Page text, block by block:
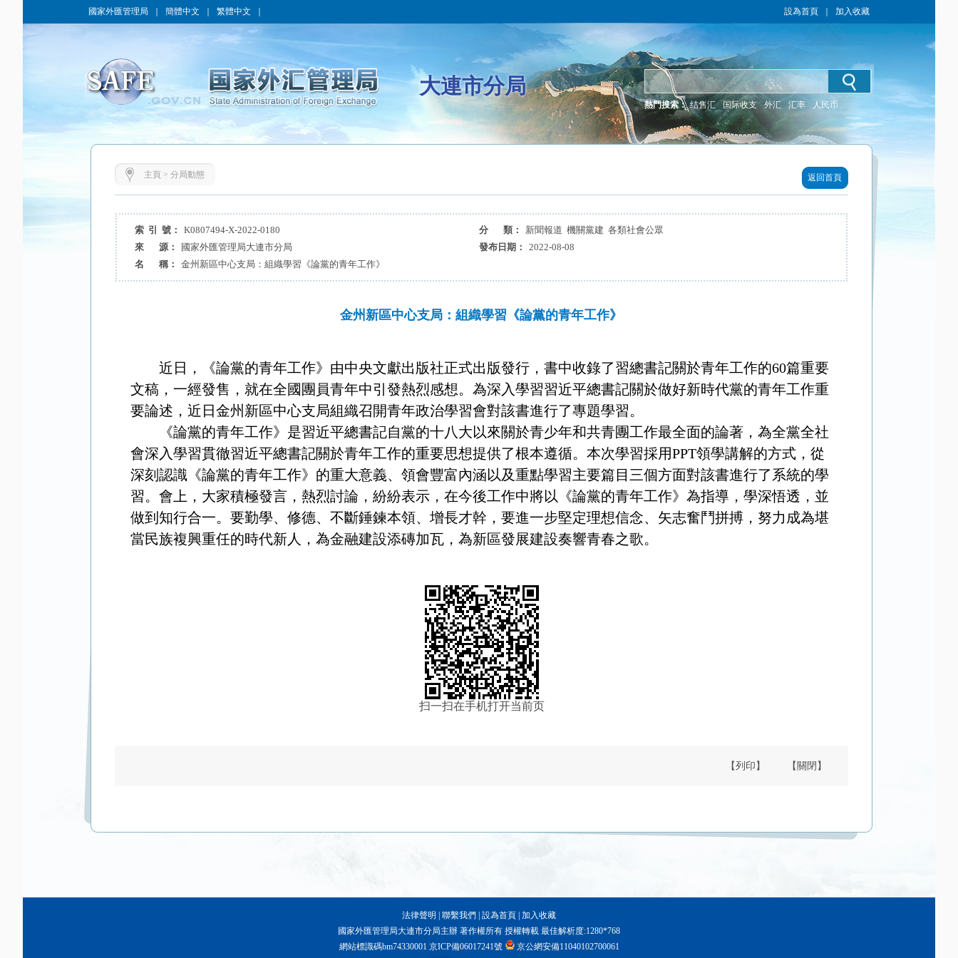
國家外匯管理局 簡體中文 繁體中文 設為首頁 加入收藏
大連市分局
熱門搜索： 结售汇 国际收支 外汇 汇率 人民币
主頁 > 分局動態 返回首頁
索 引 號： K0807494-X-2022-0180 分 類：
新聞報道 機關黨建 各類社會公眾
來 源：
國家外匯管理局大連市分局 發布日期：
2022-08-08
名 稱：
金州新區中心支局：組織學習《論黨的青年工作》
金州新區中心支局：組織學習《論黨的青年工作》
近日，《論黨的青年工作》由中央文獻出版社正式出版發行，書中收錄了習總書記關於青年工作的60篇重要
文稿，一經發售，就在全國團員青年中引發熱烈感想。為深入學習習近平總書記關於做好新時代黨的青年工作重
要論述，近日金州新區中心支局組織召開青年政治學習會對該書進行了專題學習。
《論黨的青年工作》是習近平總書記自黨的十八大以來關於青少年和共青團工作最全面的論著，為全黨全社
會深入學習貫徹習近平總書記關於青年工作的重要思想提供了根本遵循。本次學習採用PPT領學講解的方式，從
深刻認識《論黨的青年工作》的重大意義、領會豐富內涵以及重點學習主要篇目三個方面對該書進行了系統的學
習。會上，大家積極發言，熱烈討論，紛紛表示，在今後工作中將以《論黨的青年工作》為指導，學深悟透，並
做到知行合一。要勤學、修德、不斷錘鍊本領、增長才幹，要進一步堅定理想信念、矢志奮鬥拼搏，努力成為堪
當民族複興重任的時代新人，為金融建設添磚加瓦，為新區發展建設奏響青春之歌。
扫一扫在手机打开当前页
【列印】 【關閉】
法律聲明 聯繫我們 設為首頁 加入收藏
國家外匯管理局大連市分局主辦 著作權所有 授權轉載 最佳解析度:1280*768
網站標識碼bm74330001京ICP備06017241號 京公網安備11040102700061